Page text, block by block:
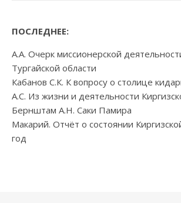
ПОСЛЕДНЕЕ:
А.А. Очерк миссионерской
Тургайской области
Кабанов С.К. К вопросу о столице
А.С. Из жизни и деятельности
Бернштам А.Н. Саки Памира
Макарий. Отчёт о состоянии
год